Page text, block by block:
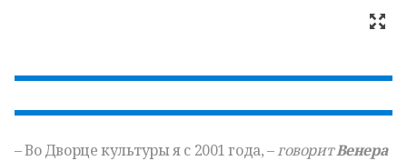
– Во Дворце культуры я с 2001 года, ­–говоритВенера